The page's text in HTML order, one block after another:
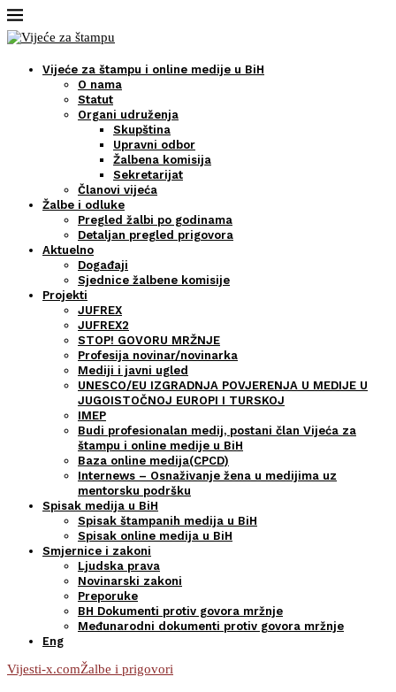
Vijeće za štampu i online medije u BiH
O nama
Statut
Organi udruženja
Skupština
Upravni odbor
Žalbena komisija
Sekretarijat
Članovi vijeća
Žalbe i odluke
Pregled žalbi po godinama
Detaljan pregled prigovora
Aktuelno
Događaji
Sjednice žalbene komisije
Projekti
JUFREX
JUFREX2
STOP! GOVORU MRŽNJE
Profesija novinar/novinarka
Mediji i javni ugled
UNESCO/EU IZGRADNJA POVJERENJA U MEDIJE U
JUGOISTOČNOJ EUROPI I TURSKOJ
IMEP
Budi profesionalan medij, postani član Vijeća za
štampu i online medije u BiH
Baza online medija(CPCD)
Internews – Osnaživanje žena u medijima uz
mentorsku podršku
Spisak medija u BiH
Spisak štampanih medija u BiH
Spisak online medija u BiH
Smjernice i zakoni
Ljudska prava
Novinarski zakoni
Preporuke
BH Dokumenti protiv govora mržnje
Međunarodni dokumenti protiv govora mržnje
Eng
Vijesti-x.comŽalbe i prigovori